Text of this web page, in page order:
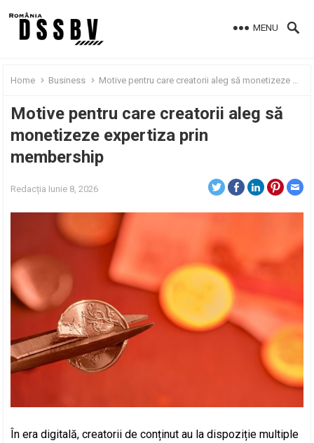
MENU
Home Business Motive pentru care creatorii aleg să monetizeze expertiza prin membership
Motive pentru care creatorii aleg să
monetizeze expertiza prin
membership
Redacția Iunie 8, 2026
În era digitală, creatorii de conținut au la dispoziție multiple